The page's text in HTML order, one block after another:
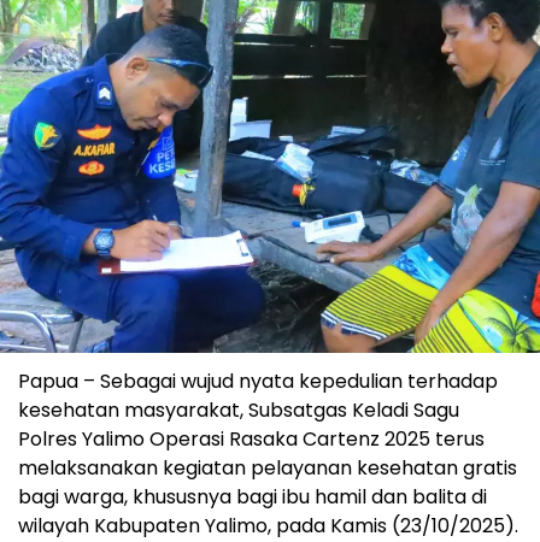
Papua – Sebagai wujud nyata kepedulian terhadap
kesehatan masyarakat, Subsatgas Keladi Sagu
Polres Yalimo Operasi Rasaka Cartenz 2025 terus
melaksanakan kegiatan pelayanan kesehatan gratis
bagi warga, khususnya bagi ibu hamil dan balita di
wilayah Kabupaten Yalimo, pada Kamis (23/10/2025).